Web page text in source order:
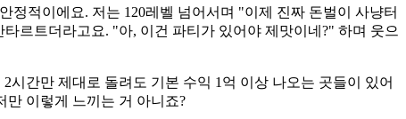
적이에요. 저는 120레벨 넘어서며 "이제 진짜 돈벌이 사냥터
르트더라고요. "아, 이건 파티가 있어야 제맛이네?" 하며 웃으
간만 제대로 돌려도 기본 수익 1억 이상 나오는 곳들이 있어
만 이렇게 느끼는 거 아니죠?